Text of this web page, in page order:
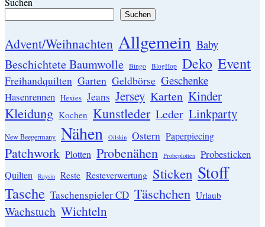
Suchen
Advent/Weihnachten Allgemein Baby
Beschichtete Baumwolle Bingo BlogHop Deko Event
Freihandquilten Garten Geldbörse Geschenke
Hasenrennen Hexies Jeans Jersey Karten Kinder
Kleidung Kochen Kunstleder Leder Linkparty
New Beegermany Nähen Oilskin Ostern Paperpiecing
Patchwork Plotten Probenähen Probeplotten Probesticken
Quilten Raysin Reste Resteverwertung Sticken Stoff
Tasche Taschenspieler CD Täschchen Urlaub
Wachstuch Wichteln